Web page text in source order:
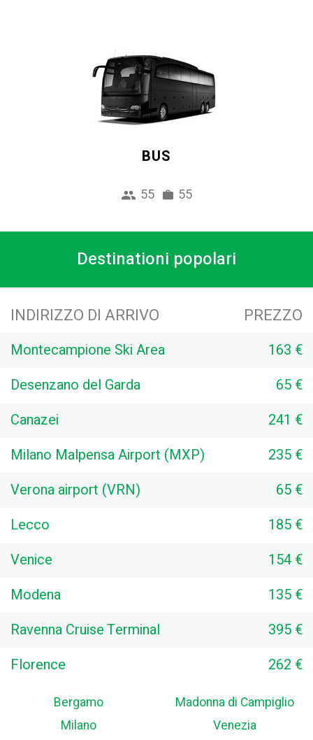
BUS
55 55
Destinationi popolari
INDIRIZZO DI ARRIVO PREZZO
Montecampione Ski Area
163 €
Desenzano del Garda
65 €
Canazei
241 €
Milano Malpensa Airport (MXP)
235 €
Verona airport (VRN)
65 €
Lecco
185 €
Venice
154 €
Modena
135 €
Ravenna Cruise Terminal
395 €
Florence
262 €
Bergamo
Madonna di Campiglio
Milano
Venezia